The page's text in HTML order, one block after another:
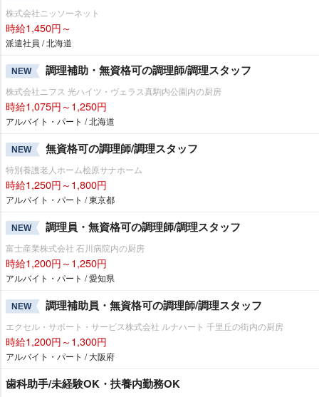
株式会社ニッソーネット
時給1,450円～
派遣社員 / 北海道
NEW 調理補助・無資格可の調理師/調理スタッフ
株式会社ニフス 光ハイツ・ヴェラス真駒内公園内の厨房
時給1,075円～1,250円
アルバイト・パート / 北海道
NEW 無資格可の調理師/調理スタッフ
特別養護老人ホーム桧原サナホーム
時給1,250円～1,800円
アルバイト・パート / 東京都
NEW 調理員・無資格可の調理師/調理スタッフ
富士産業株式会社 石川病院内の厨房
時給1,200円～1,250円
アルバイト・パート / 愛知県
NEW 調理補助員・無資格可の調理師/調理スタッフ
エクセル・サポート・サービス株式会社 ルナハート 千里丘の街内の厨房
時給1,200円～1,300円
アルバイト・パート / 大阪府
歯科助手/未経験OK・扶養内勤務OK